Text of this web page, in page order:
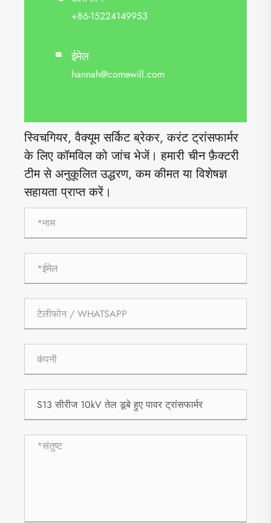
+86-15224149953
 ईमेल
hannah@comewill.com
स्विचगियर, वैक्यूम सर्किट ब्रेकर, करंट ट्रांसफार्मर
के लिए कॉमविल को जांच भेजें। हमारी चीन फ़ैक्टरी
टीम से अनुकूलित उद्धरण, कम कीमत या विशेषज्ञ
सहायता प्राप्त करें।